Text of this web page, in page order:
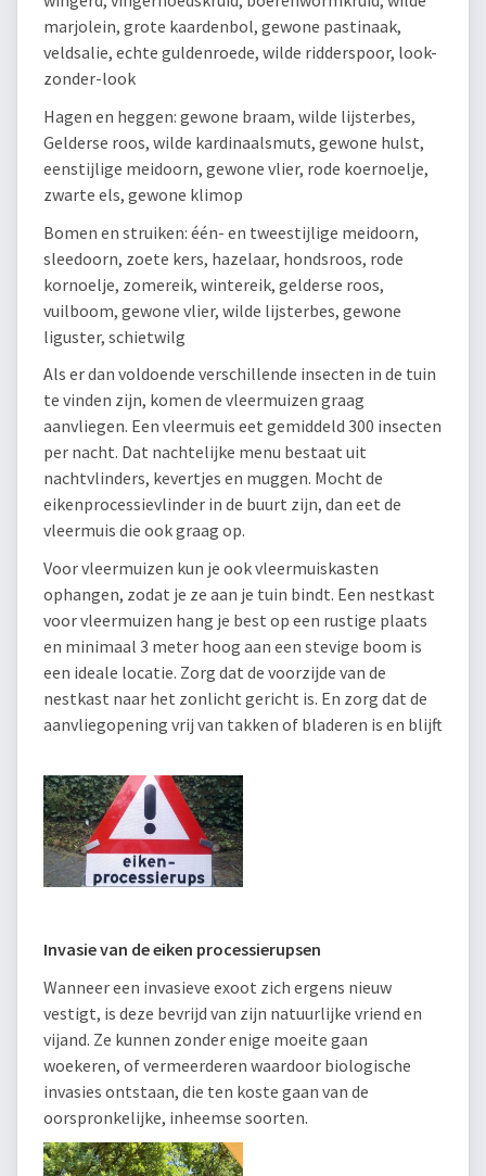
marjolein, grote kaardenbol, gewone pastinaak,
veldsalie, echte guldenroede, wilde ridderspoor, look-
zonder-look
Hagen en heggen: gewone braam, wilde lijsterbes,
Gelderse roos, wilde kardinaalsmuts, gewone hulst,
eenstijlige meidoorn, gewone vlier, rode koernoelje,
zwarte els, gewone klimop
Bomen en struiken: één- en tweestijlige meidoorn,
sleedoorn, zoete kers, hazelaar, hondsroos, rode
kornoelje, zomereik, wintereik, gelderse roos,
vuilboom, gewone vlier, wilde lijsterbes, gewone
liguster, schietwilg
Als er dan voldoende verschillende insecten in de tuin
te vinden zijn, komen de vleermuizen graag
aanvliegen. Een vleermuis eet gemiddeld 300 insecten
per nacht. Dat nachtelijke menu bestaat uit
nachtvlinders, kevertjes en muggen. Mocht de
eikenprocessievlinder in de buurt zijn, dan eet de
vleermuis die ook graag op.
Voor vleermuizen kun je ook vleermuiskasten
ophangen, zodat je ze aan je tuin bindt. Een nestkast
voor vleermuizen hang je best op een rustige plaats
en minimaal 3 meter hoog aan een stevige boom is
een ideale locatie. Zorg dat de voorzijde van de
nestkast naar het zonlicht gericht is. En zorg dat de
aanvliegopening vrij van takken of bladeren is en blijft
Invasie van de eiken processierupsen
Wanneer een invasieve exoot zich ergens nieuw
vestigt, is deze bevrijd van zijn natuurlijke vriend en
vijand. Ze kunnen zonder enige moeite gaan
woekeren, of vermeerderen waardoor biologische
invasies ontstaan, die ten koste gaan van de
oorspronkelijke, inheemse soorten.